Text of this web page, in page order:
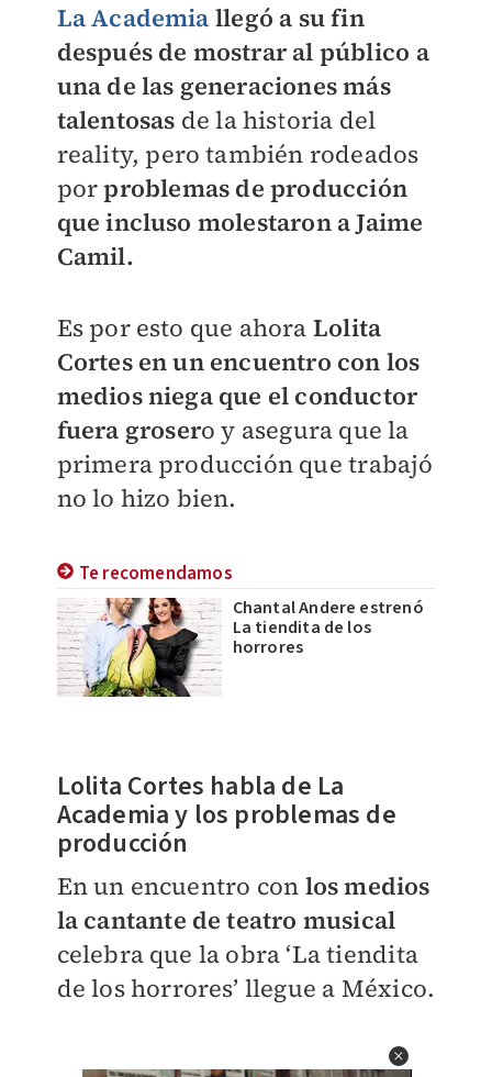
La Academia llegó a su fin
después de mostrar al público a
una de las generaciones más
talentosas de la historia del
reality, pero también rodeados
porproblemas de producción
que incluso molestaron a Jaime
Camil.
Es por esto que ahora Lolita
Cortes en un encuentro con los
medios niega que el conductor
fuera grosero y asegura que la
primera producción que trabajó
no lo hizo bien.
Te recomendamos
Chantal Andere estrenó
La tiendita de los
horrores
Lolita Cortes habla de La
Academia y los problemas de
producción
En un encuentro con los medios
la cantante de teatro musical
celebra que la obra ‘La tiendita
de los horrores’ llegue a México.